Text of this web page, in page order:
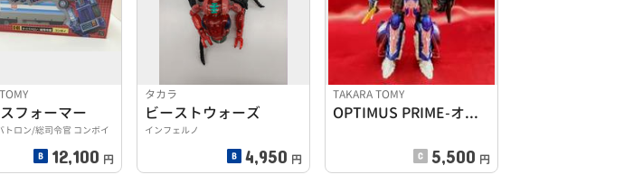
フォーマー
トロン/総司令官 コンボイ
12,100 円
タカラ
ビーストウォーズ
インフェルノ
4,950 円
TAKARA TOMY
OPTIMUS PRIME-オプティマス プライム-
5,500 円